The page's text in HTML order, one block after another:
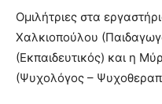
Ομιλήτριες στα
Χαλκιοπούλου
(Εκπαιδευτικός) και η
(Ψυχολόγος –